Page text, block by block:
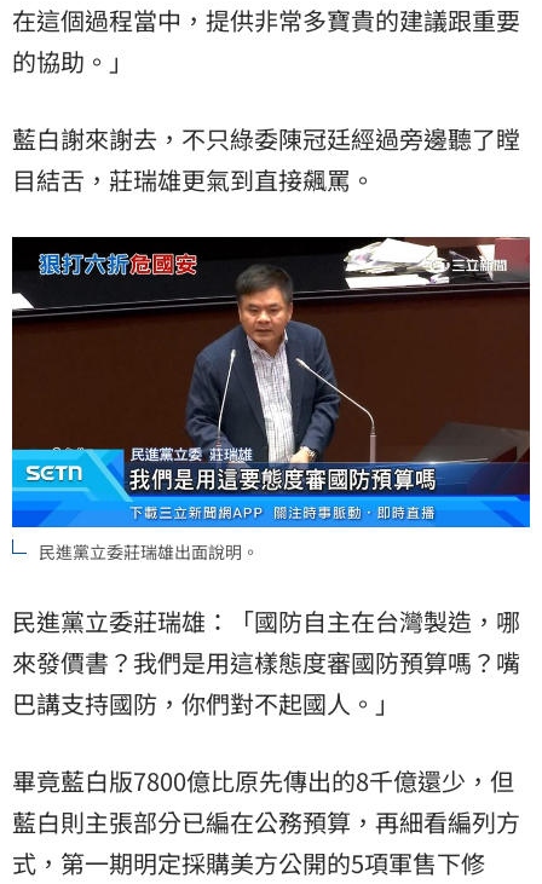
在這個過程當中，提供非常多寶貴的建議跟重要
的協助。」
藍白謝來謝去，不只綠委陳冠廷經過旁邊聽了瞠
目結舌，莊瑞雄更氣到直接飆罵。
民進黨立委莊瑞雄出面說明。
民進黨立委莊瑞雄：「國防自主在台灣製造，哪
來發價書？我們是用這樣態度審國防預算嗎？嘴
巴講支持國防，你們對不起國人。」
畢竟藍白版7800億比原先傳出的8千億還少，但
藍白則主張部分已編在公務預算，再細看編列方
式，第一期明定採購美方公開的5項軍售下修